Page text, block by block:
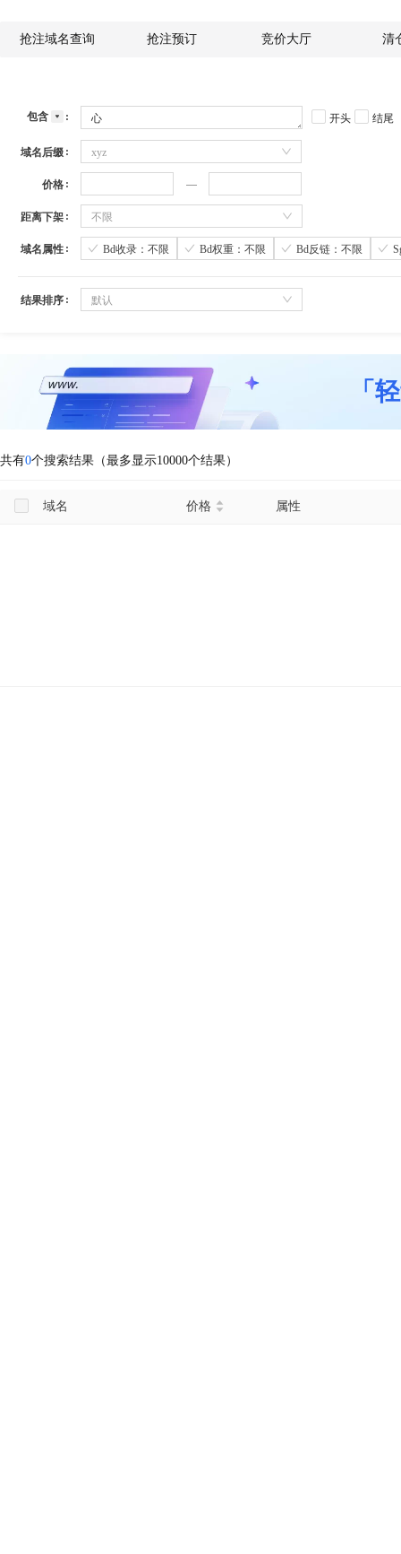
抢注域名查询 抢注预订 竞价大厅 清
包含 开头 结尾
域名后缀 xyz
价格
距离下架 不限
域名属性 Bd收录：不限 Bd权重：不限 Bd反链：不限
结果排序 默认
「
共有0个搜索结果（最多显示10000个结果）
域名 价格 属性